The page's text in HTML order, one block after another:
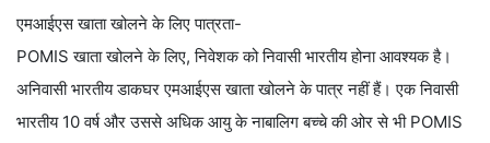
एमआईएस खाता खोलने के लिए पात्रता-
POMIS खाता खोलने के लिए, निवेशक को निवासी भारतीय होना आवश्यक है।
अनिवासी भारतीय डाकघर एमआईएस खाता खोलने के पात्र नहीं हैं। एक निवासी
भारतीय 10 वर्ष और उससे अधिक आयु के नाबालिग बच्चे की ओर से भी POMIS